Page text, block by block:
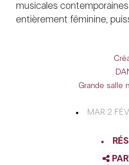
musicales
entièrement féminine,
Grande salle
MAR 2